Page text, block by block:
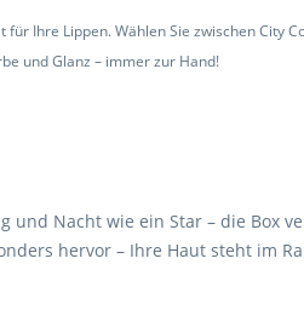
Ihre Lippen. Wählen Sie zwischen City
und Glanz – immer zur Hand!
Nacht wie ein Star – die Box
hervor – Ihre Haut steht im